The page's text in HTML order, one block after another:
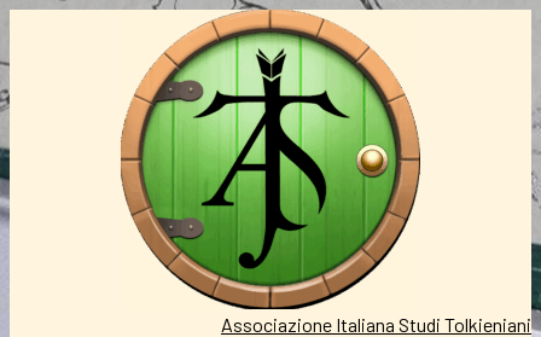
Associazione Italiana Studi Tolkieniani